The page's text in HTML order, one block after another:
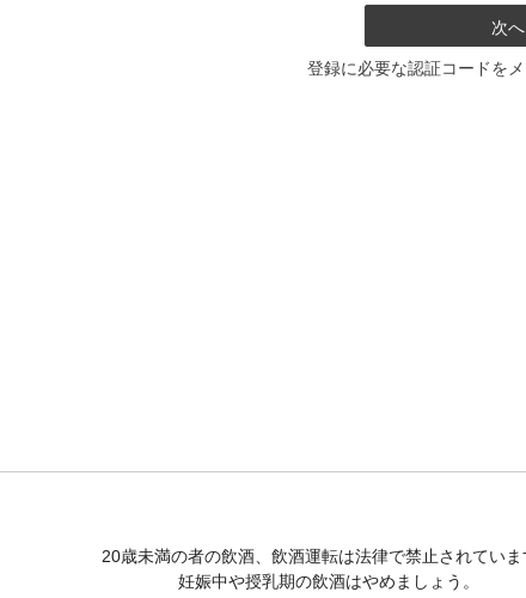
次へ
登録に必要な認証コードを
20歳未満の者の飲酒、飲酒運転は法律で禁止されていま
妊娠中や授乳期の飲酒はやめましょう。